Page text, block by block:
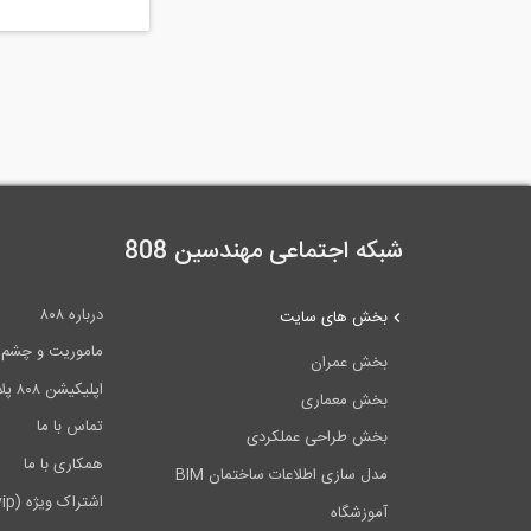
شبکه اجتماعی مهندسین 808
درباره ۸۰۸
ماموریت و چشم
اپلیکیشن ۸۰۸ پلاس
تماس با ما
همکاری با ما
اشتراک ویژه (vip)
بخش های سایت
بخش عمران
بخش معماری
بخش طراحی عملکردی
مدل سازی اطلاعات ساختمان BIM
آموزشگاه